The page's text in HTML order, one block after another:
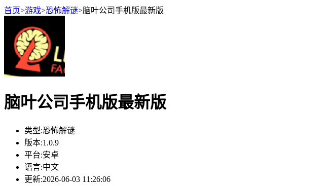
首页>游戏>恐怖解谜>脑叶公司手机版最新版
脑叶公司手机版最新版
类型:恐怖解谜
版本:1.0.9
平台:安卓
语言:中文
更新:2026-06-03 11:26:06